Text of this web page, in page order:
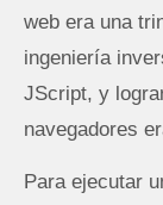
web era una
ingeniería
JScript, y
navegadores
Para ejecutar